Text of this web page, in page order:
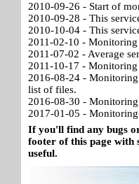
2010-09-26 - Start of
2010-09-28 - This
2010-10-04 - This
2011-02-10 -
2011-07-02 - Average
2011-10-17 -
2016-08-24 - Monitoring
list of files.
2016-08-30 -
2017-01-05 -
If you'll find any bugs
footer of this page
useful.